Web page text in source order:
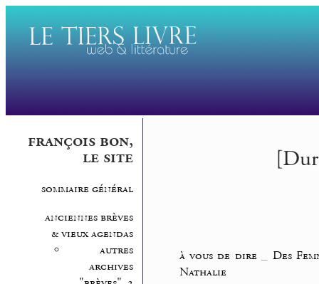
françois bon,
le site
sommaire général
anciennes brèves
& vieux agendas
autres
archives
à vous de dire_ Des
Nathalie